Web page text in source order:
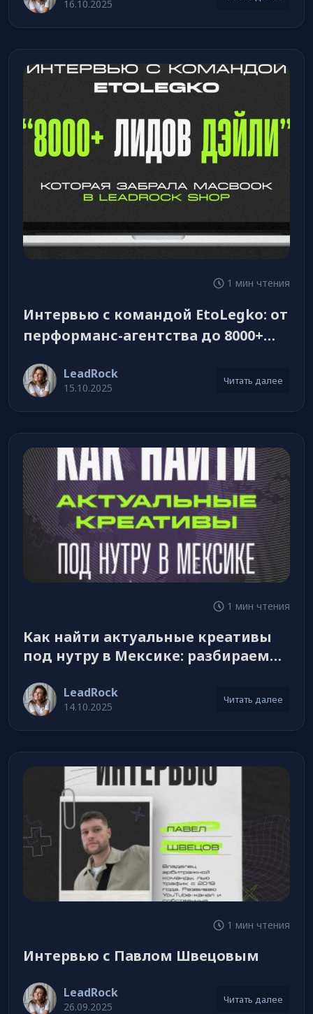
16.10.2025
1 мин чтения
Интервью с командой EtoLegko: от
перформанс-агентства до 8000+
LeadRock
15.10.2025
Читать далее
1 мин чтения
Как найти актуальные креативы
под нутру в Мексике: разбираем
LeadRock
14.10.2025
Читать далее
1 мин чтения
Интервью с Павлом Швецовым
LeadRock
26.09.2025
Читать далее